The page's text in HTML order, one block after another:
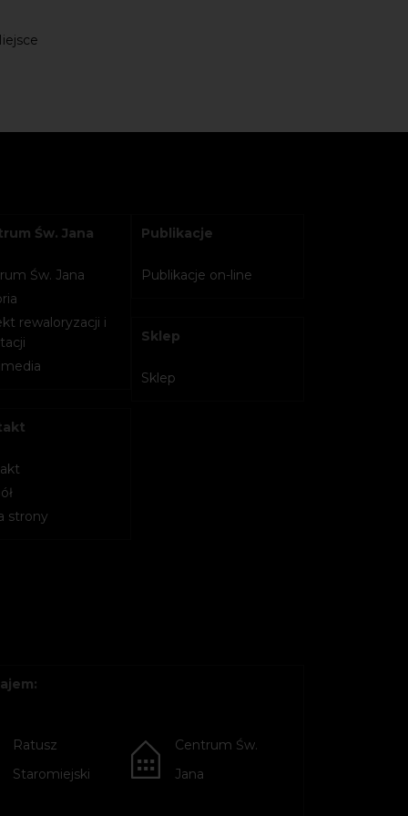
Św. Jana
Św. Jana
rewaloryzacji i
strony
Publikacje
Publikacje on-line
Sklep
Sklep
Ratusz
Staromiejski
Centrum Św.
Jana